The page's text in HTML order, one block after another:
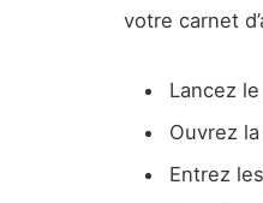
votre carnet
Lancez
Ouvrez
Entrez